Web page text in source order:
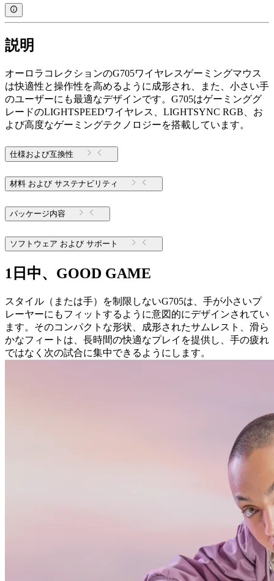
説明
オーロラコレクションのG705ワイヤレスゲーミングマウス
は快適性と操作性を高めるように成形され、また、小さい手
のユーザーにも最適なデザインです。G705はゲーミンググ
レードのLIGHTSPEEDワイヤレス、LIGHTSYNC RGB、お
よび高度なゲーミングテクノロジーを搭載しています。
仕様および互換性
材料 および サステナビリティ
パッケージ内容
ソフトウェア および サポート
1日中、GOOD GAME
スタイル（または手）を制限しないG705は、手が小さいプ
レーヤーにもフィットするように意図的にデザインされてい
ます。そのコンパクトな形状、成形されたサムレスト、滑ら
かなフィートは、長時間の快適なプレイを提供し、手の疲れ
ではなく次の試合に集中できるようにします。